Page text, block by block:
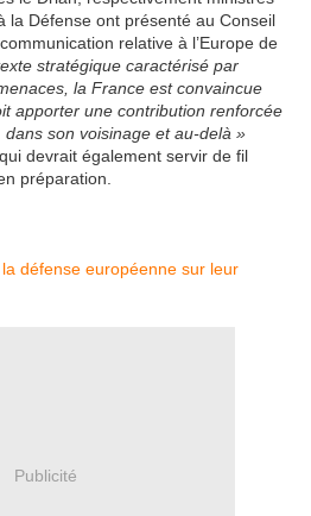
la Défense ont présenté au Conseil
relative à l’Europe de
stratégique caractérisé par
la France est convaincue
apporter une contribution renforcée
son voisinage et au-delà »
devrait également servir de fil
préparation.
défense européenne sur leur
Publicité